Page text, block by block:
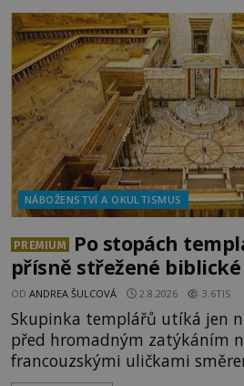
osobností ochraňují? Na hřbitově u kláštera
Milosrdných
NÁBOŽENSTVÍ A OKULTISMUS
PREMIUM
Po stopách
přísně střežené
OD ANDREA ŠULCOVÁ 2.8.2026 3.6TIS
Skupinka templářů utíká jen
před hromadným zatýkáním
francouzskými uličkami
přístavu. Jeden z nich má přes